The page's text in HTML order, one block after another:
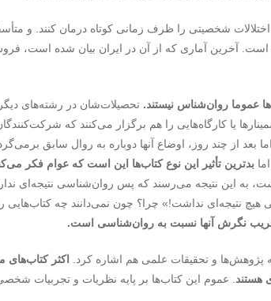
شخصیتی را ظرف زمانی کوتاه درمان کنند. و
آخرین آماری که از آن در ایران بیان شده است، فروش
عموما روان‌شناس نیستند. تحصیلات‌شان در رشته‌های
یا کارگاه‌هایی را هم برگزار می‌کنند که
از چند روز، اوضاع آنها دوباره به روال سابق
بدترین تأثیر این نوع کتاب‌ها این است که عوام فکر
به این نتیجه می‌رسند که پس روان‌شناسی نتیجه‌ای
نتیجه‌ای نداشت!» چرا؟ چون نمی‌دانند چه کتاب‌هایی
نگرش آنها نسبت به روان‌شناسی است.
پژوهش‌ها و تحقیقات علمی هم اشاره کرد. اکثر
هستند. عموم این کتاب‌ها بر پایه نظریات و تجربیات